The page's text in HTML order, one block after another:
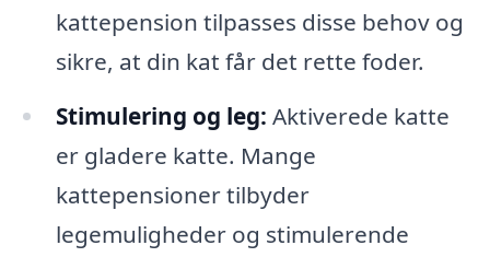
kattepension tilpasses disse behov og
sikre, at din kat får det rette foder.
Stimulering og leg: Aktiverede katte
er gladere katte. Mange
kattepensioner tilbyder
legemuligheder og stimulerende